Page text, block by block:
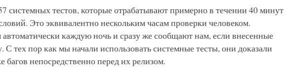
системных тестов, которые отрабатывают примерно в течении 40 минут
Это эквивалентно нескольким часам проверки человеком.
каждую ночь и сразу же сообщают нам, если внесенные
тех пор как мы начали использовать системные тесты, они доказали
багов непосредственно перед их релизом.